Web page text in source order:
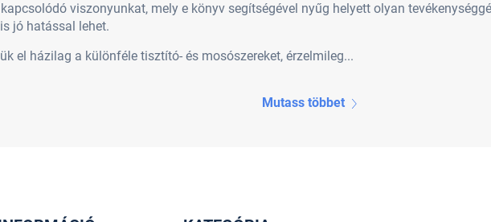
viszonyunkat, mely e könyv segítségével nyűg helyett olyan
jó hatás­sal lehet.
el házilag a különféle tisztító- és mosószereket, érzelmileg...
Mutass többet